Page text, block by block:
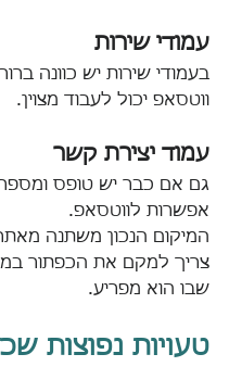
עמודי שירות
בעמודי שירות יש כוונה
ווטסאפ יכול לעבוד מצוין.
עמוד יצירת קשר
גם אם כבר יש טופס ומספר
אפשרות לווטסאפ.
המיקום הנכון משתנה
צריך למקם את הכפתור
שבו הוא מפריע.
טעויות נפוצות